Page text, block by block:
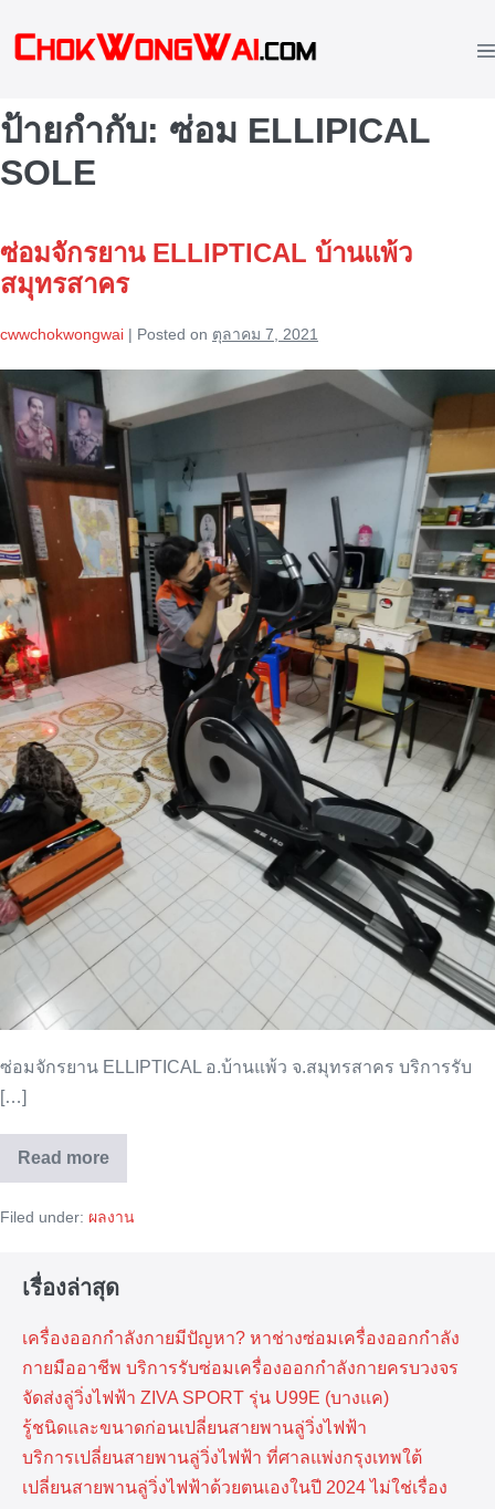
ป้ายกำกับ: ซ่อม ELLIPICAL
SOLE
ซ่อมจักรยาน ELLIPTICAL บ้านแพ้ว
สมุทรสาคร
cwwchokwongwai | Posted on ตุลาคม 7, 2021
ซ่อม
จักรยาน
ELLIPTICAL
บ้านแพ้ว
สมุทรสาคร
ซ่อมจักรยาน ELLIPTICAL อ.บ้านแพ้ว จ.สมุทรสาคร บริการรับ
[…]
Read more
ซ่อม
จักรยาน
บ้านแพ้ว
Filed under: ผลงาน
เรื่องล่าสุด
เครื่องออกกำลังกายมีปัญหา? หาช่างซ่อมเครื่องออกกำลัง
กายมืออาชีพ บริการรับซ่อมเครื่องออกกำลังกายครบวงจร
จัดส่งลู่วิ่งไฟฟ้า ZIVA SPORT รุ่น U99E (บางแค)
รู้ชนิดและขนาดก่อนเปลี่ยนสายพานลู่วิ่งไฟฟ้า
บริการเปลี่ยนสายพานลู่วิ่งไฟฟ้า ที่​ศาลแพ่งกรุงเทพ​ใต้
เปลี่ยนสายพานลู่วิ่งไฟฟ้าด้วยตนเองในปี 2024 ไม่ใช่เรื่อง